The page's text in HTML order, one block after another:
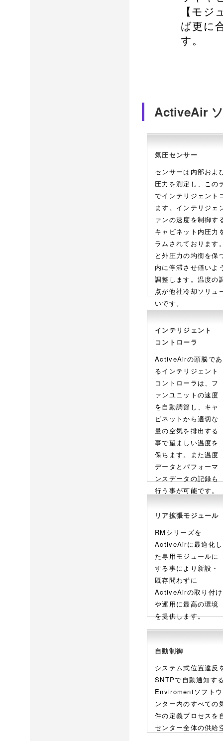
【モ
ば更に
す。
ActiveAir
気圧センサー
センサーは内部およ
圧力を測定し、この
でインテリジェント
ます。インテリジェ
ァンの速度を制御す
キャビネット内圧力
ラムされております
と外圧力の均衡を保
内に停滞させ値いよ
調整します。温度の
点が他社冷却ソリュ
いです。
インテリジェント
コントローラ
ActiveAirの頭脳であ
るインテリジェント
コントローラは、フ
ァンユニットの速度
を自動調節し、キャ
ビネットから適切な
量の空気を排出する
事で望ましい温度を
保ちます。また温度
データとパフォーマ
ンスデータの記録も
行う事が可能です。
リア拡張モジュール
RMシリーズを
ActiveAirに最適化し
た専用モジュールに
する事により新設・
既存問わずに
ActiveAirの取り付け
や運用に最高の環境
を提供します。
自動制御
システム式位置違反
SNTPで自動通知す
Enviromentソフト
ンター内のすべての
件の定義プロセスを
センター全体の供給